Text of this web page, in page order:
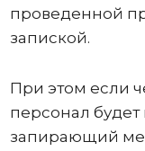
проведенной
запиской.
При этом если
персонал будет
запирающий